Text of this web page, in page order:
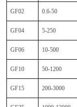
GF02 0.6-50
GF04 5-250
GF06 10-500
GF10 50-1200
GF15 200-3000